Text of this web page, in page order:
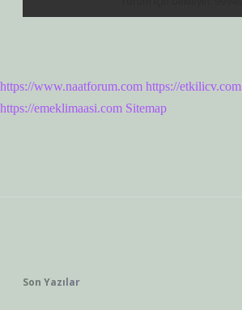
https://www.naatforum.com https://etkilicv.com
https://emeklimaasi.com Sitemap
Son Yazılar